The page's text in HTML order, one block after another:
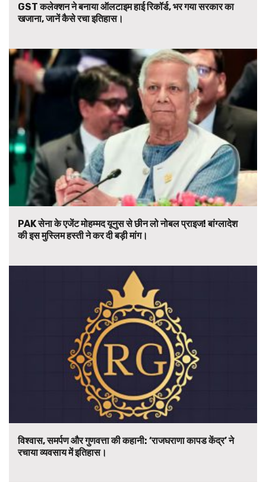
GST कलेक्शन ने बनाया ऑलटाइम हाई रिकॉर्ड, भर गया सरकार का
खजाना, जानें कैसे रचा इतिहास।
PAK सेना के एजेंट मोहम्मद यूनुस से छीन लो नोबल प्राइज! बांग्लादेश
की इस मुस्लिम हस्ती ने कर दी बड़ी मांग।
विश्वास, समर्पण और गुणवत्ता की कहानी: ‘राजघराणा कापड केंद्र’ ने
रचाया व्यवसाय में इतिहास।